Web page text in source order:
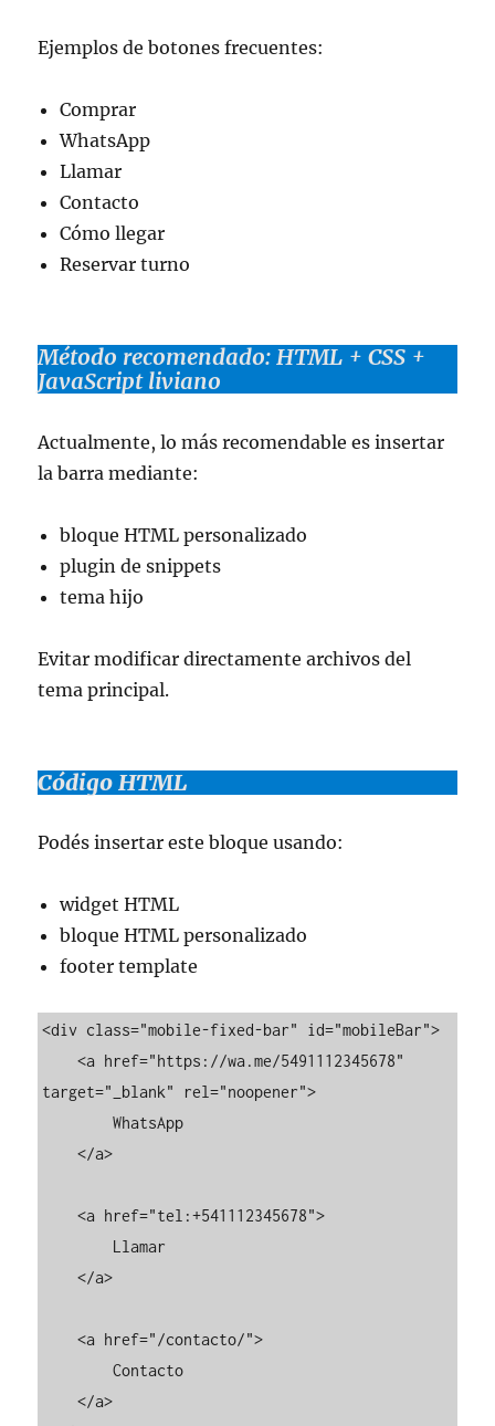
Ejemplos de botones frecuentes:
Comprar
WhatsApp
Llamar
Contacto
Cómo llegar
Reservar turno
Método recomendado: HTML + CSS +
JavaScript liviano
Actualmente, lo más recomendable es insertar
la barra mediante:
bloque HTML personalizado
plugin de snippets
tema hijo
Evitar modificar directamente archivos del
tema principal.
Código HTML
Podés insertar este bloque usando:
widget HTML
bloque HTML personalizado
footer template
<div class="mobile-fixed-bar" id="mobileBar">
    <a href="https://wa.me/5491112345678"
target="_blank" rel="noopener">
        WhatsApp
    </a>
    <a href="tel:+541112345678">
    </a>
    <a href="/contacto/">
        Contacto
    </a>